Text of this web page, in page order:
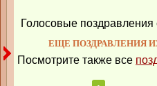
Голосовые
ЕЩЕ ПОЗДРАВЛЕНИЯ
Посмотрите также все